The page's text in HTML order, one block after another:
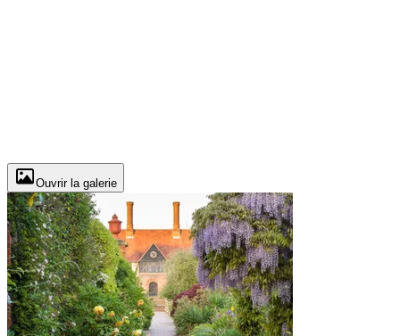
Ouvrir la galerie